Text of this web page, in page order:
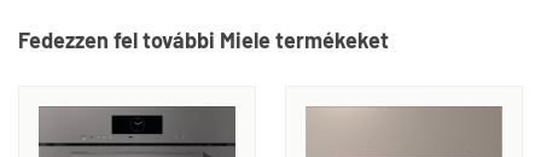
Fedezzen fel további Miele termékeket